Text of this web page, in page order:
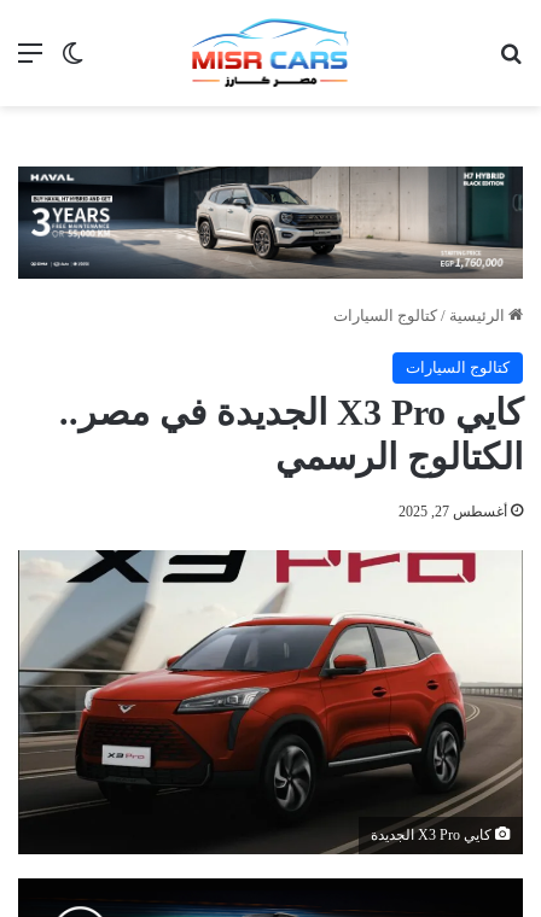
الوضع
الرئيسية / كتالوج السيارات
كتالوج السيارات
كايي X3 Pro الجديدة في مصر..
الكتالوج الرسمي
أغسطس 27, 2025
كايي X3 Pro الجديدة